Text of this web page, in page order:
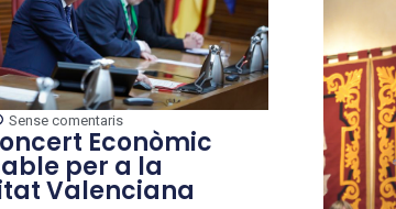
Sense comentaris
Econòmic
per a la
Valenciana